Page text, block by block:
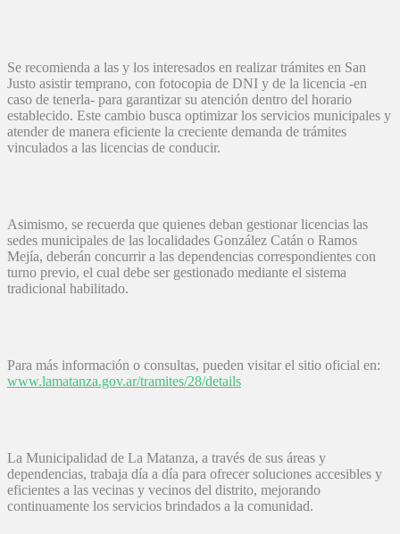
Se recomienda a las y los interesados en realizar trámites en San
Justo asistir temprano, con fotocopia de DNI y de la licencia -en
caso de tenerla- para garantizar su atención dentro del horario
establecido. Este cambio busca optimizar los servicios municipales y
atender de manera eficiente la creciente demanda de trámites
vinculados a las licencias de conducir.
Asimismo, se recuerda que quienes deban gestionar licencias las
sedes municipales de las localidades González Catán o Ramos
Mejía, deberán concurrir a las dependencias correspondientes con
turno previo, el cual debe ser gestionado mediante el sistema
tradicional habilitado.
Para más información o consultas, pueden visitar el sitio oficial en:
www.lamatanza.gov.ar/tramites/28/details
La Municipalidad de La Matanza, a través de sus áreas y
dependencias, trabaja día a día para ofrecer soluciones accesibles y
eficientes a las vecinas y vecinos del distrito, mejorando
continuamente los servicios brindados a la comunidad.